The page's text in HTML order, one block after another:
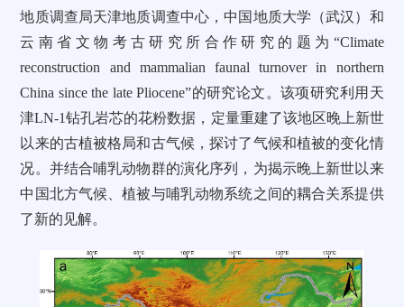
地质调查局天津地质调查中心，中国地质大学（武汉）和
云南省文物考古研究所合作研究的题为“Climate
reconstruction and mammalian faunal turnover in northern
China since the late Pliocene”的研究论文。该项研究利用天
津LN-1钻孔岩芯的花粉数据，定量重建了该地区晚上新世
以来的古植被格局和古气候，探讨了气候和植被的变化情
况。并结合哺乳动物群的演化序列，为揭示晚上新世以来
中国北方气候、植被与哺乳动物系统之间的耦合关系提供
了新的见解。